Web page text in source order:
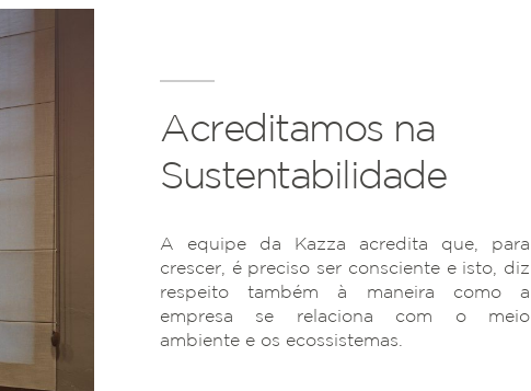
Acreditamos na
Sustentabilidade
A equipe da Kazza acredita que, para
crescer, é preciso ser consciente e isto, diz
respeito também à maneira como a
empresa se relaciona com o meio
ambiente e os ecossistemas.